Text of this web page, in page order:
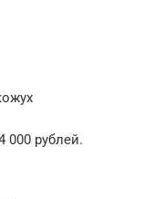
000 рублей.